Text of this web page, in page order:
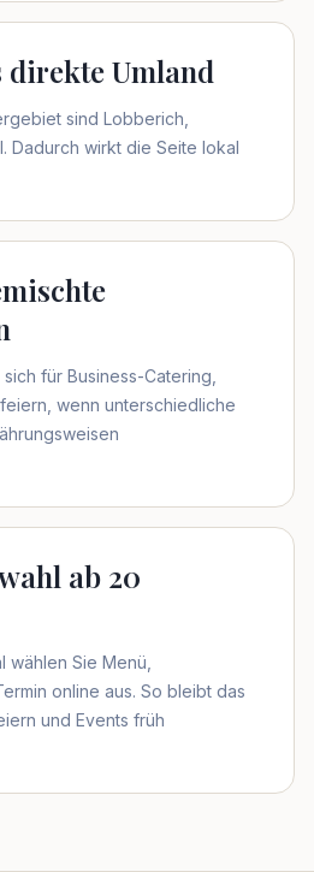
Umland
sind Lobberich,
Dadurch wirkt die Seite lokal
für Business-Catering,
wenn unterschiedliche
ab 20
wählen Sie Menü,
online aus. So bleibt das
und Events früh